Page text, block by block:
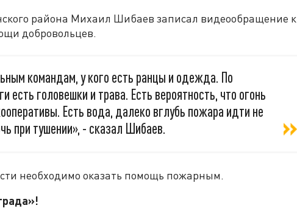
района Михаил Шибаев записал видеообращение к
добровольцев.
командам, у кого есть ранцы и одежда. По
есть головешки и трава. Есть вероятность, что огонь
Есть вода, далеко вглубь пожара идти не
при тушении», - сказал Шибаев.
необходимо оказать помощь пожарным.